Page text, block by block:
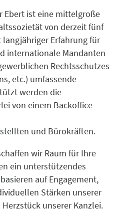
Ebert ist eine mittelgroße
von derzeit fünf
Erfahrung für
internationale Mandanten
Rechtsschutzes
etc.) umfassende
werden die
von einem Backoffice-
und Bürokräften.
wir Raum für Ihre
ein unterstützendes
auf Engagement,
Stärken unserer
unserer Kanzlei.